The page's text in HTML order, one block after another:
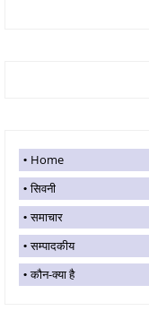
Home
सिवनी
समाचार
सम्पादकीय
कौन-क्या है